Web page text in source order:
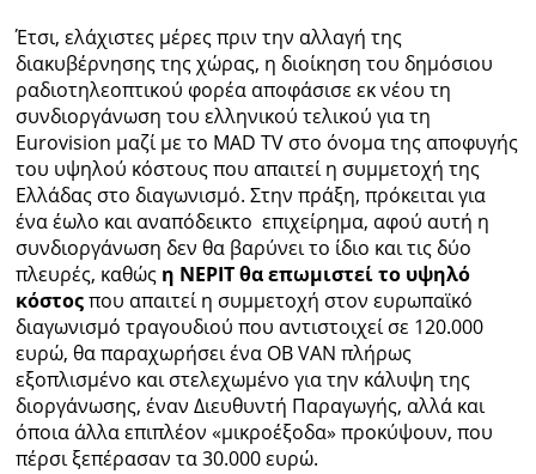
Έτσι, ελάχιστες μέρες πριν την αλλαγή της
διακυβέρνησης της χώρας, η διοίκηση του δημόσιου
ραδιοτηλεοπτικού φορέα αποφάσισε εκ νέου τη
συνδιοργάνωση του ελληνικού τελικού για τη
Eurovision μαζί με το MAD TV στο όνομα της αποφυγής
του υψηλού κόστους που απαιτεί η συμμετοχή της
Ελλάδας στο διαγωνισμό. Στην πράξη, πρόκειται για
ένα έωλο και αναπόδεικτο επιχείρημα, αφού αυτή η
συνδιοργάνωση δεν θα βαρύνει το ίδιο και τις δύο
πλευρές, καθώς η ΝΕΡΙΤ θα επωμιστεί το υψηλό
κόστοςπου απαιτεί η συμμετοχή στον ευρωπαϊκό
διαγωνισμό τραγουδιού που αντιστοιχεί σε 120.000
ευρώ, θα παραχωρήσει ένα OB VAN πλήρως
εξοπλισμένο και στελεχωμένο για την κάλυψη της
διοργάνωσης, έναν Διευθυντή Παραγωγής, αλλά και
όποια άλλα επιπλέον «μικροέξοδα» προκύψουν, που
πέρσι ξεπέρασαν τα 30.000 ευρώ.